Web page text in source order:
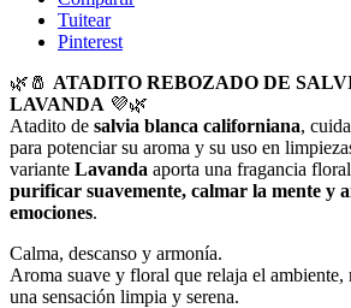
Tuitear
Pinterest
🌿🧂 ATADITO REBOZADO DE
LAVANDA 💜🌿
Atadito de salvia blanca californiana,
para potenciar su aroma y su uso en
variante Lavanda aporta una fragancia
purificar suavemente, calmar la mente y
emociones.
Calma, descanso y armonía.
Aroma suave y floral que relaja el ambiente,
una sensación limpia y serena.